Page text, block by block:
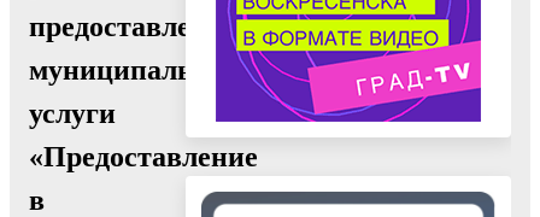
предоставления
муниципальной
услуги
«Предоставление
в